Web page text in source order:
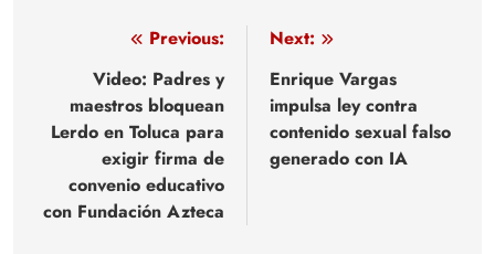
Navegación
entradas
Previous:
Video: Padres y
maestros bloquean
Lerdo en Toluca para
exigir firma de
convenio educativo
con Fundación Azteca
Next:
Enrique Vargas
impulsa ley contra
contenido sexual falso
generado con IA